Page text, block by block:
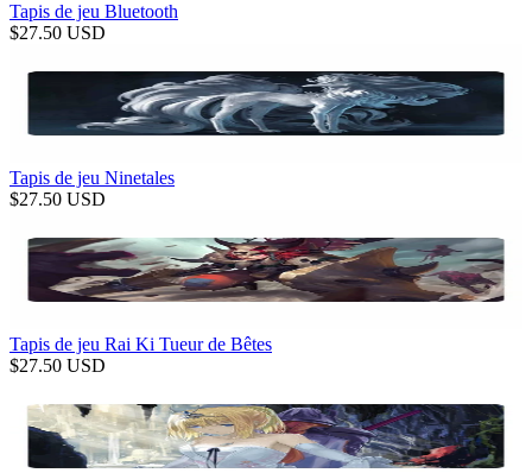
Tapis de jeu Bluetooth
$27.50 USD
Tapis de jeu Ninetales
$27.50 USD
Tapis de jeu Rai Ki Tueur de Bêtes
$27.50 USD